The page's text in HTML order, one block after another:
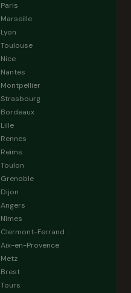
Paris
Marseille
Lyon
Toulouse
Nice
Nantes
Montpellier
Strasbourg
Bordeaux
Lille
Rennes
Reims
Toulon
Grenoble
Dijon
Angers
Nîmes
Clermont-Ferrand
Aix-en-Provence
Metz
Brest
Tours